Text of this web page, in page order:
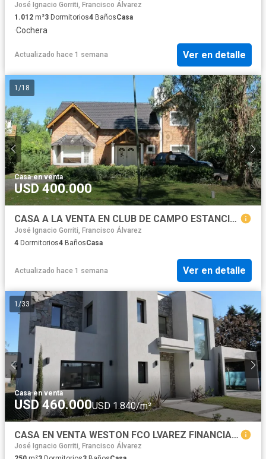
José Ignacio Gorriti, Francisco Álvarez
1.012 m²3 Dormitorios4 BañosCasa
·Cochera
Actualizado hace 1 semana Ver en detalle
1 /18
Casa·en venta
USD 400.000
CASA A LA VENTA EN CLUB DE CAMPO ESTANCIA LA TRADICON
José Ignacio Gorriti, Francisco Álvarez
4 Dormitorios4 BañosCasa
Actualizado hace 1 semana Ver en detalle
1 /33
Casa·en venta
USD 460.000USD 1.840/m²
CASA EN VENTA WESTON FCO LVAREZ FINANCIACION PROPIA
José Ignacio Gorriti, Francisco Álvarez